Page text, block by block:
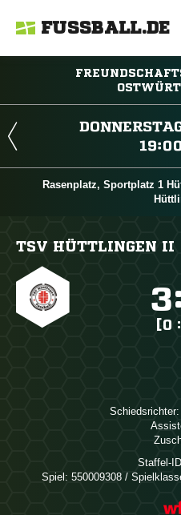
FUSSBALL.DE
Rasenplatz, Sportplatz 1
TSV HÜTTLINGEN II
:
[0
Schiedsrichter:
Staffel-
Spiel: 550009308 /